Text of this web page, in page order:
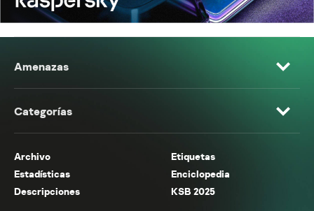
Amenazas
Categorías
Archivo
Etiquetas
Estadísticas
Enciclopedia
Descripciones
KSB 2025